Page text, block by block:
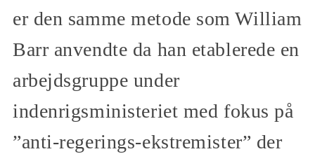
er den samme metode som William
Barr anvendte da han etablerede en
arbejdsgruppe under
indenrigsministeriet med fokus på
”anti-regerings-ekstremister” der